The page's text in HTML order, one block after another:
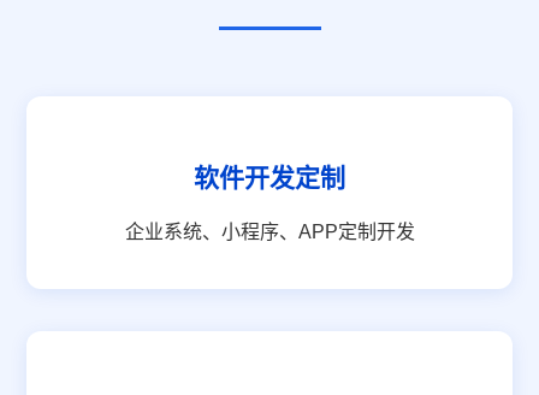
软件开发定制
企业系统、小程序、APP定制开发